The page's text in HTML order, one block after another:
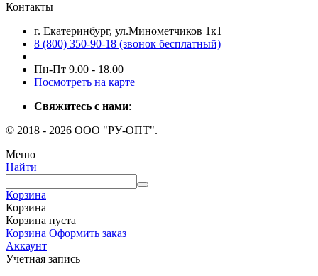
Контакты
г. Екатеринбург, ул.Минометчиков 1к1
8 (800) 350-90-18 (звонок бесплатный)
Пн-Пт 9.00 - 18.00
Посмотреть на карте
Свяжитесь с нами:
© 2018 - 2026 ООО "РУ-ОПТ".
Меню
Найти
Корзина
Корзина
Корзина пуста
Корзина Оформить заказ
Аккаунт
Учетная запись